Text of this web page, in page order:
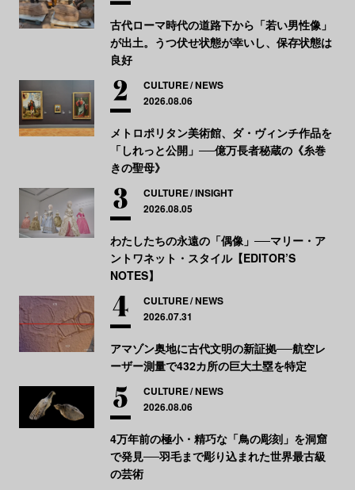
古代ローマ時代の道路下から「若い男性像」
が出土。うつ伏せ状態が幸いし、保存状態は
良好
CULTURE NEWS
2026.08.06
メトロポリタン美術館、ダ・ヴィンチ作品を
「しれっと公開」──億万長者秘蔵の《糸巻
きの聖母》
CULTURE INSIGHT
2026.08.05
わたしたちの永遠の「偶像」──マリー・ア
ントワネット・スタイル【EDITOR’S
NOTES】
CULTURE NEWS
2026.07.31
アマゾン奥地に古代文明の新証拠──航空レ
ーザー測量で432カ所の巨大土塁を特定
CULTURE NEWS
2026.08.06
4万年前の極小・精巧な「鳥の彫刻」を洞窟
で発見──羽毛まで彫り込まれた世界最古級
の芸術